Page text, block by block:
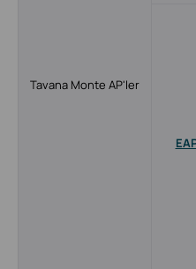
Tavana Monte AP'ler